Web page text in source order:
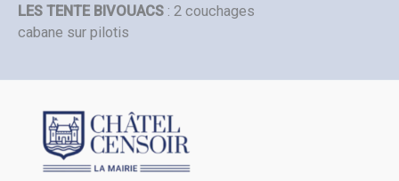
LES TENTE BIVOUACS : 2 couchages
cabane sur pilotis